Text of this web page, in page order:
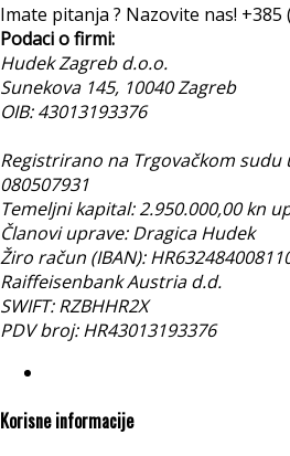
Imate pitanja ? Nazovite nas! +385
Podaci o firmi:
Hudek Zagreb d.o.o.
Sunekova 145, 10040 Zagreb
OIB: 43013193376
Registrirano na Trgovačkom sudu
080507931
Temeljni kapital: 2.950.000,00 kn
Članovi uprave: Dragica Hudek
Žiro račun (IBAN):
Raiffeisenbank Austria d.d.
SWIFT: RZBHHR2X
PDV broj: HR43013193376
Korisne informacije